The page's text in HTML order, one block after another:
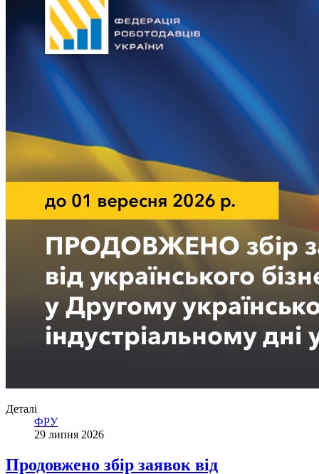
Деталі
ФРУ
29 липня 2026
Продовжено збір заявок від